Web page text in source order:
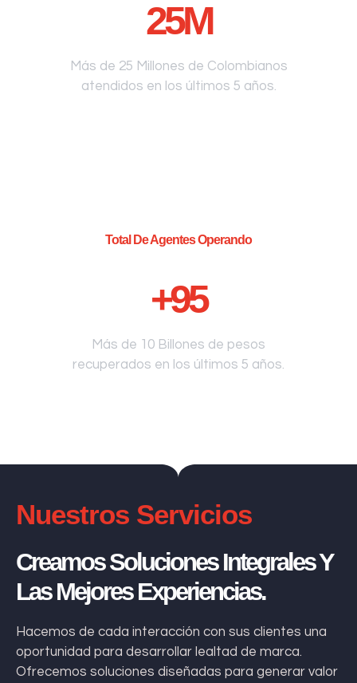
25M
Más de 25 Millones de Colombianos
atendidos en los últimos 5 años.
Total De Agentes Operando
+95
Más de 10 Billones de pesos
recuperados en los últimos 5 años.
Nuestros Servicios
Creamos Soluciones Integrales Y
Las Mejores Experiencias.
Hacemos de cada interacción con sus clientes una
oportunidad para desarrollar lealtad de marca.
Ofrecemos soluciones diseñadas para generar valor